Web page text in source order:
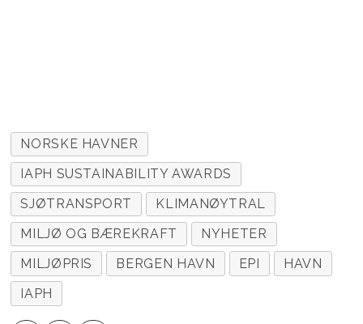
NORSKE HAVNER
IAPH SUSTAINABILITY AWARDS
SJØTRANSPORT
KLIMANØYTRAL
MILJØ OG BÆREKRAFT
NYHETER
MILJØPRIS
BERGEN HAVN EPI
HAVN
IAPH